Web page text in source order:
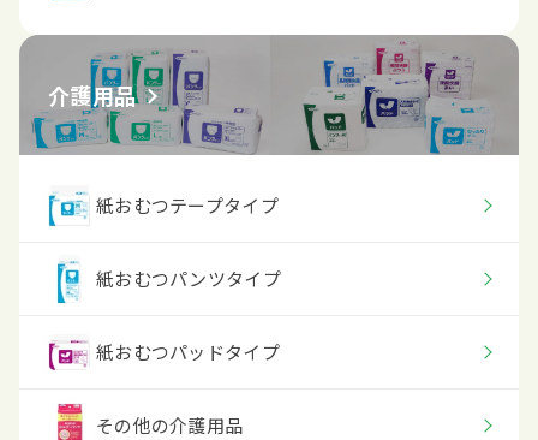
介護用品
紙おむつテープタイプ
紙おむつパンツタイプ
紙おむつパッドタイプ
その他の介護用品